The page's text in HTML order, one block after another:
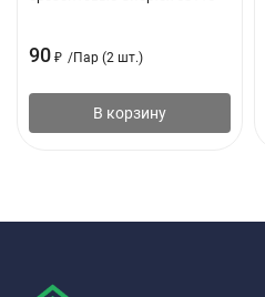
90 ₽ /Пар (2 шт.)
В корзину